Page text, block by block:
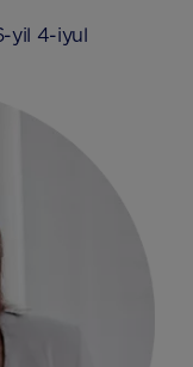
yil 4-iyul